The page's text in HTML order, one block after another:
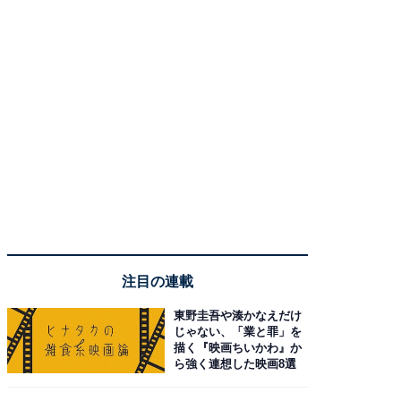
注目の連載
東野圭吾や湊かなえだけ
じゃない、「業と罪」を
描く『映画ちいかわ』か
ら強く連想した映画8選